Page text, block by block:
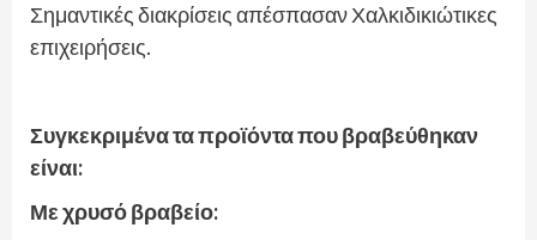
Σημαντικές διακρίσεις απέσπασαν Χαλκιδικιώτικες
επιχειρήσεις.
Συγκεκριμένα τα προϊόντα που βραβεύθηκαν
είναι:
Με χρυσό βραβείο: